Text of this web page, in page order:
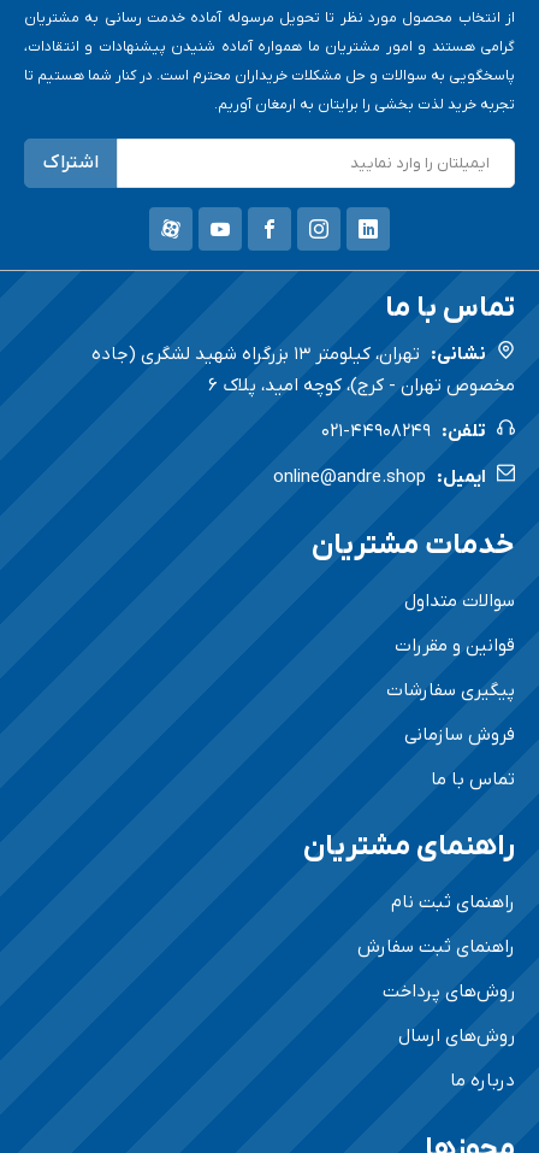
از انتخاب محصول مورد نظر تا تحویل مرسوله آماده خدمت رسانی به مشتریان
گرامی هستند و امور مشتریان ما همواره آماده شنیدن پیشنهادات و انتقادات،
پاسخگویی به سوالات و حل مشکلات خریداران محترم است. در کنار شما هستیم تا
تجربه خرید لذت بخشی را برایتان به ارمغان آوریم.
تماس با ما
نشانی:
تهران، کیلومتر 13 بزرگراه شهید لشگری (جاده
مخصوص تهران - کرج)، کوچه امید، پلاک ۶
تلفن: 021-44908249
ایمیل: online@andre.shop
خدمات مشتریان
سوالات متداول
قوانین و مقررات
پیگیری سفارشات
فروش سازمانی
تماس با ما
راهنمای مشتریان
راهنمای ثبت نام
راهنمای ثبت سفارش
روش‌های پرداخت
روش‌های ارسال
درباره ما